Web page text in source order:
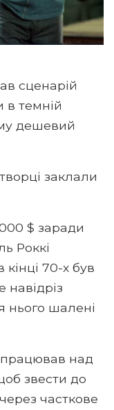
сценарій
в темній
дешевий
заклали
$ заради
Роккі
70-х був
нього шалені
над
звести до
часткове